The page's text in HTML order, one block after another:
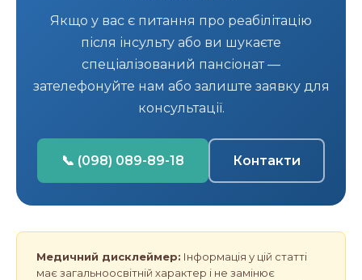
Якщо у вас є питання про реабілітацію
після інсульту або ви шукаєте
спеціалізований пансіонат —
зателефонуйте нам або залиште заявку для
консультації.
📞 (098) 089-89-18 Контакти
Медичний дисклеймер: Інформація у цій статті
має загальноосвітній характер і не замінює